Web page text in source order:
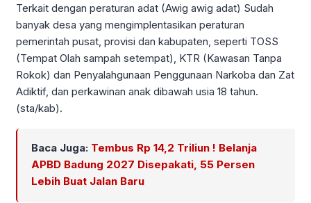
Terkait dengan peraturan adat (Awig awig adat) Sudah
banyak desa yang mengimplentasikan peraturan
pemerintah pusat, provisi dan kabupaten, seperti TOSS
(Tempat Olah sampah setempat), KTR (Kawasan Tanpa
Rokok) dan Penyalahgunaan Penggunaan Narkoba dan Zat
Adiktif, dan perkawinan anak dibawah usia 18 tahun.
(sta/kab).
Baca Juga: Tembus Rp 14,2 Triliun ! Belanja
APBD Badung 2027 Disepakati, 55 Persen
Lebih Buat Jalan Baru